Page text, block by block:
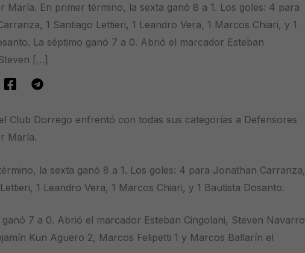
María. En primer término, la sexta ganó 8 a 1. Los goles: 4 para
1 Santiago Lettieri, 1 Leandro Vera, 1 Marcos Chiari, y 1
La séptimo ganó 7 a 0. Abrió el marcador Esteban
[…]
Club Dorrego enfrentó con todas sus categorías a Defensores
María.
la sexta ganó 8 a 1. Los goles: 4 para Jonathan Carranza,
1 Leandro Vera, 1 Marcos Chiari, y 1 Bautista Dosanto.
ganó 7 a 0. Abrió el marcador Esteban Cingolani, Steven Navarro
Kun Aguero 2, Marcos Felipetti 1 y Marcos Ballarín el